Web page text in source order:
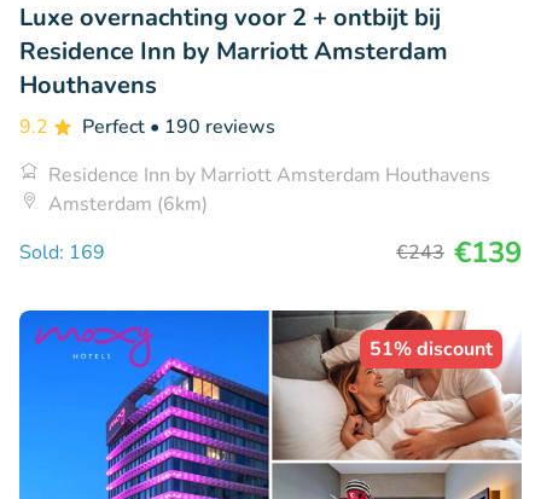
Luxe overnachting voor 2 + ontbijt bij
Residence Inn by Marriott Amsterdam
Houthavens
9.2 Perfect • 190 reviews
Residence Inn by Marriott Amsterdam Houthavens
Amsterdam (6km)
Sold: 169
€243 €139
51% discount